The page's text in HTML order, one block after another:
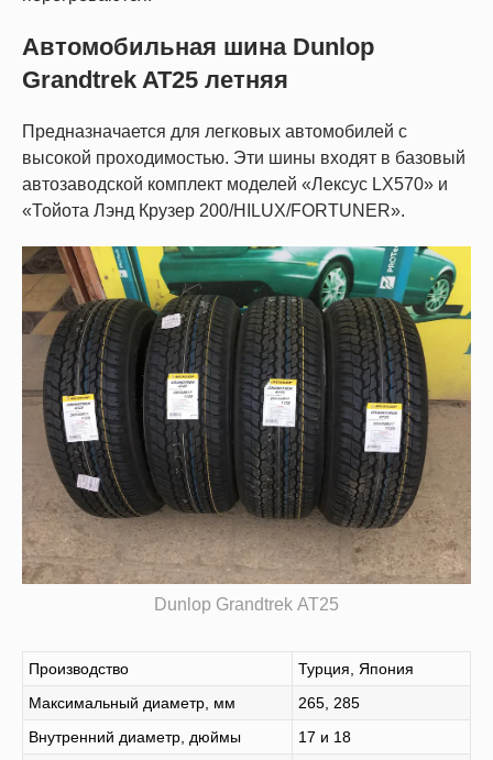
Автомобильная шина Dunlop
Grandtrek AT25 летняя
Предназначается для легковых автомобилей с
высокой проходимостью. Эти шины входят в базовый
автозаводской комплект моделей «Лексус LX570» и
«Тойота Лэнд Крузер 200/HILUX/FORTUNER».
Dunlop Grandtrek AT25
Производство
Турция, Япония
Максимальный диаметр, мм
265, 285
Внутренний диаметр, дюймы
17 и 18